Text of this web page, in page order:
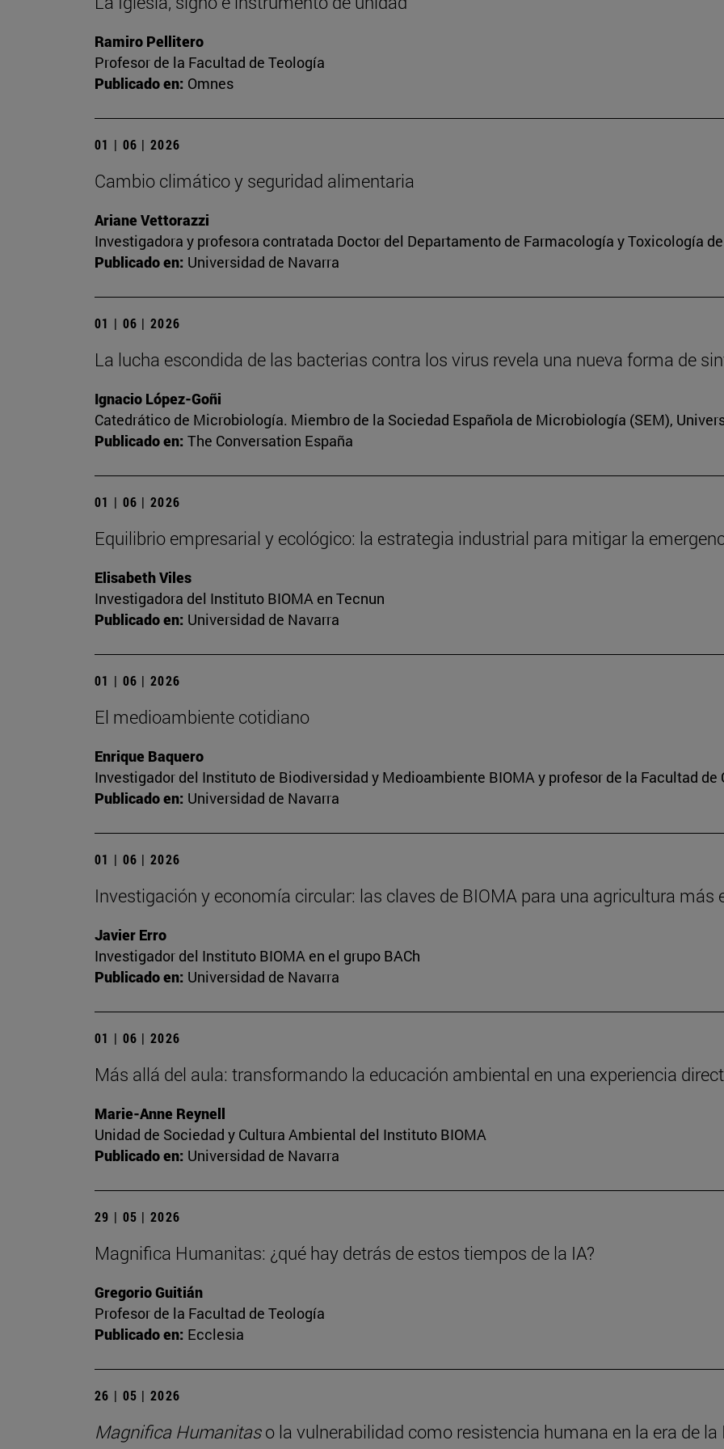
Ramiro Pellitero
Profesor de la Facultad de Teología
Publicado en: Omnes
01 | 06 | 2026
Cambio climático y seguridad alimentaria
Ariane Vettorazzi
Investigadora y profesora contratada Doctor del Departamento de Farmacología y Toxicología
Publicado en: Universidad de Navarra
01 | 06 | 2026
La lucha escondida de las bacterias contra los virus revela una nueva forma de
Ignacio López-Goñi
Catedrático de Microbiología. Miembro de la Sociedad Española de Microbiología (SEM),
Publicado en: The Conversation España
01 | 06 | 2026
Equilibrio empresarial y ecológico: la estrategia industrial para mitigar la
Elisabeth Viles
Investigadora del Instituto BIOMA en Tecnun
Publicado en: Universidad de Navarra
01 | 06 | 2026
El medioambiente cotidiano
Enrique Baquero
Investigador del Instituto de Biodiversidad y Medioambiente BIOMA y profesor de la Facultad
Publicado en: Universidad de Navarra
01 | 06 | 2026
Investigación y economía circular: las claves de BIOMA para una agricultura más
Javier Erro
Investigador del Instituto BIOMA en el grupo BACh
Publicado en: Universidad de Navarra
01 | 06 | 2026
Más allá del aula: transformando la educación ambiental en una experiencia
Marie-Anne Reynell
Unidad de Sociedad y Cultura Ambiental del Instituto BIOMA
Publicado en: Universidad de Navarra
29 | 05 | 2026
Magnifica Humanitas: ¿qué hay detrás de estos tiempos de la IA?
Gregorio Guitián
Profesor de la Facultad de Teología
Publicado en: Ecclesia
26 | 05 | 2026
Magnifica Humanitaso la vulnerabilidad como resistencia humana en la era de la